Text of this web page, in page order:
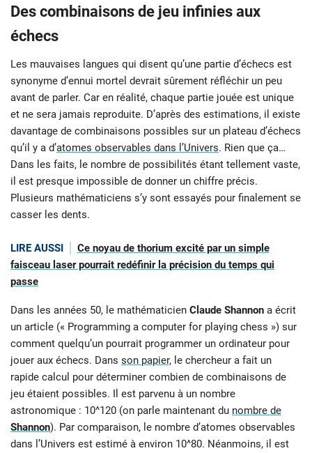
Des combinaisons de jeu infinies aux
échecs
Les mauvaises langues qui disent qu’une partie d’échecs est
synonyme d’ennui mortel devrait sûrement réfléchir un peu
avant de parler. Car en réalité, chaque partie jouée est unique
et ne sera jamais reproduite. D’après des estimations, il existe
davantage de combinaisons possibles sur un plateau d’échecs
qu’il y a d’atomes observables dans l’Univers. Rien que ça…
Dans les faits, le nombre de possibilités étant tellement vaste,
il est presque impossible de donner un chiffre précis.
Plusieurs mathématiciens s’y sont essayés pour finalement se
casser les dents.
LIRE AUSSI
Ce noyau de thorium excité par un simple
faisceau laser pourrait redéfinir la précision du temps qui
passe
Dans les années 50, le mathématicien Claude Shannon a écrit
un article (« Programming a computer for playing chess ») sur
comment quelqu’un pourrait programmer un ordinateur pour
jouer aux échecs. Dans son papier, le chercheur a fait un
rapide calcul pour déterminer combien de combinaisons de
jeu étaient possibles. Il est parvenu à un nombre
astronomique : 10^120 (on parle maintenant du nombre de
Shannon). Par comparaison, le nombre d’atomes observables
dans l’Univers est estimé à environ 10^80. Néanmoins, il est